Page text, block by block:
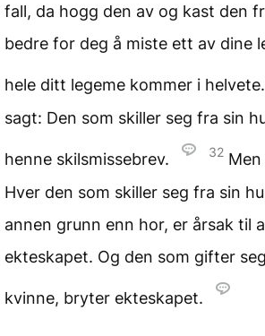
fall, da hogg den av og kast den
bedre for deg å miste ett av dine
hele ditt legeme kommer i helvete.
sagt: Den som skiller seg fra sin
henne skilsmissebrev. 32
Hver den som skiller seg fra sin
annen grunn enn hor, er årsak til
ekteskapet. Og den som gifter
kvinne, bryter ekteskapet.